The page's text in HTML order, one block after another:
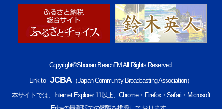
Copyright©Shonan BeachFM All Rights Reserved.
Link to JCBA （Japan Community Broadcasting Association）
本サイトでは、Internet Explorer 11以上、Chrome・Firefox・Safari・Microsoft